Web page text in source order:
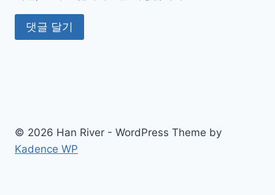
© 2026 Han River - WordPress Theme by
Kadence WP